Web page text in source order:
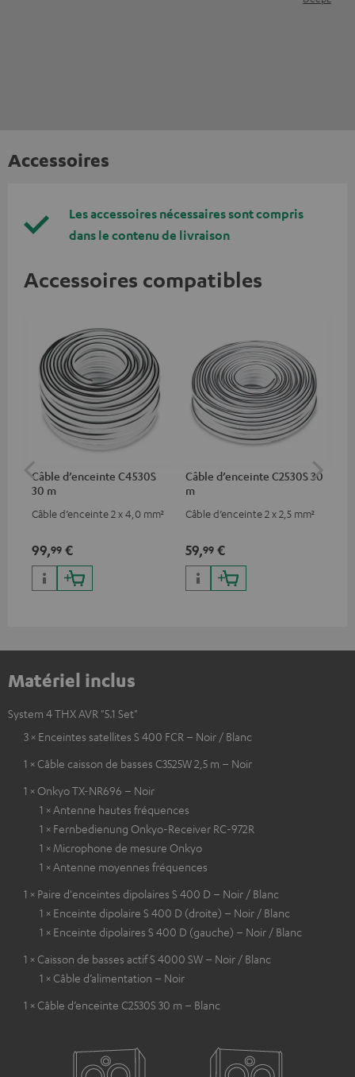
Accessoires
Les accessoires nécessaires sont compris
dans le contenu de livraison
Accessoires compatibles
Câble d’enceinte C4530S
30 m
Câble d’enceinte 2 x 4,0 mm²
99,99 €
Câble d’enceinte C2530S 30
m
Câble d’enceinte 2 x 2,5 mm²
59,99 €
Matériel inclus
System 4 THX AVR "5.1 Set"
3 × Enceintes satellites S 400 FCR – Noir / Blanc
1 × Câble caisson de basses C3525W 2,5 m – Noir
1 × Onkyo TX-NR696 – Noir
1 × Antenne hautes fréquences
1 × Fernbedienung Onkyo-Receiver RC-972R
1 × Microphone de mesure Onkyo
1 × Antenne moyennes fréquences
1 × Paire d'enceintes dipolaires S 400 D – Noir / Blanc
1 × Enceinte dipolaire S 400 D (droite) – Noir / Blanc
1 × Enceinte dipolaires S 400 D (gauche) – Noir / Blanc
1 × Caisson de basses actif S 4000 SW – Noir / Blanc
1 × Câble d’alimentation – Noir
1 × Câble d’enceinte C2530S 30 m – Blanc